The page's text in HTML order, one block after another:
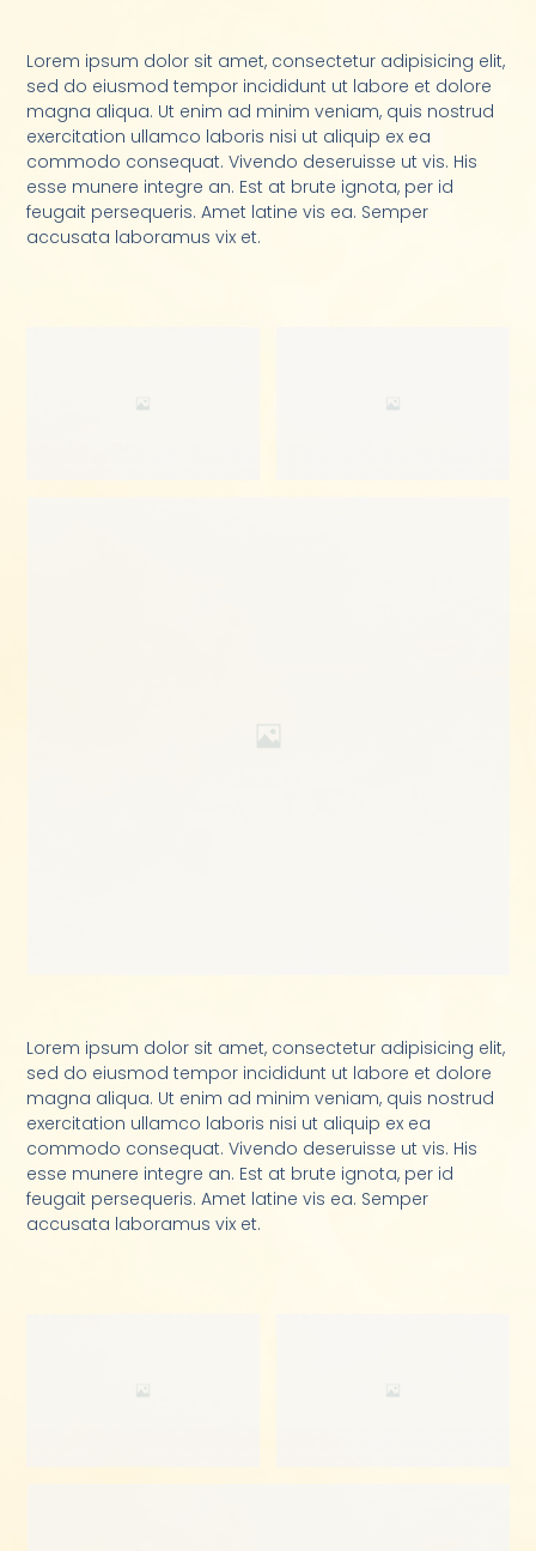
Lorem ipsum dolor sit amet, consectetur adipisicing elit,
sed do eiusmod tempor incididunt ut labore et dolore
magna aliqua. Ut enim ad minim veniam, quis nostrud
exercitation ullamco laboris nisi ut aliquip ex ea
commodo consequat. Vivendo deseruisse ut vis. His
esse munere integre an. Est at brute ignota, per id
feugait persequeris. Amet latine vis ea. Semper
accusata laboramus vix et.
Lorem ipsum dolor sit amet, consectetur adipisicing elit,
sed do eiusmod tempor incididunt ut labore et dolore
magna aliqua. Ut enim ad minim veniam, quis nostrud
exercitation ullamco laboris nisi ut aliquip ex ea
commodo consequat. Vivendo deseruisse ut vis. His
esse munere integre an. Est at brute ignota, per id
feugait persequeris. Amet latine vis ea. Semper
accusata laboramus vix et.